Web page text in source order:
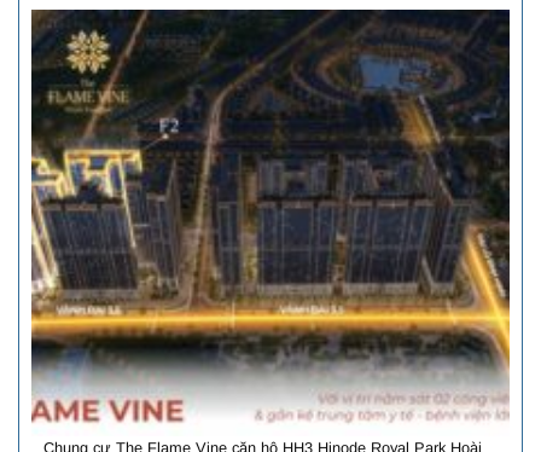
Chung cư The Flame Vine căn hộ HH3 Hinode Royal Park Hoài